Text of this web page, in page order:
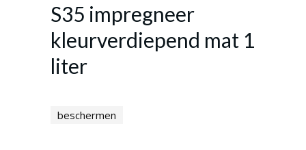
S35 impregneer
kleurverdiepend mat 1
liter
beschermen